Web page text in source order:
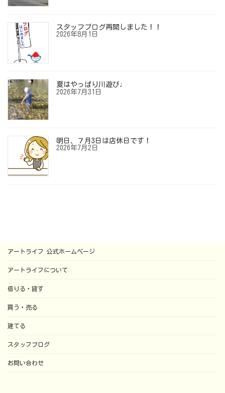
スタッフブログ再開しました！！
2026年8月1日
夏はやっぱり川遊び♩
2026年7月31日
明日、７月3日は店休日です！
2026年7月2日
アートライフ 公式ホームページ
アートライフについて
借りる・貸す
買う・売る
建てる
スタッフブログ
お問い合わせ